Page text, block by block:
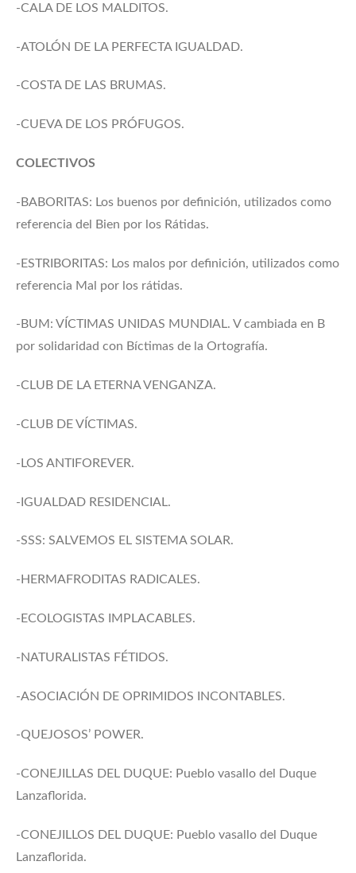
-CALA DE LOS MALDITOS.
-ATOLÓN DE LA PERFECTA IGUALDAD.
-COSTA DE LAS BRUMAS.
-CUEVA DE LOS PRÓFUGOS.
COLECTIVOS
-BABORITAS: Los buenos por definición, utilizados como
referencia del Bien por los Rátidas.
-ESTRIBORITAS: Los malos por definición, utilizados como
referencia Mal por los rátidas.
-BUM: VÍCTIMAS UNIDAS MUNDIAL. V cambiada en B
por solidaridad con Bíctimas de la Ortografía.
-CLUB DE LA ETERNA VENGANZA.
-CLUB DE VÍCTIMAS.
-LOS ANTIFOREVER.
-IGUALDAD RESIDENCIAL.
-SSS: SALVEMOS EL SISTEMA SOLAR.
-HERMAFRODITAS RADICALES.
-ECOLOGISTAS IMPLACABLES.
-NATURALISTAS FÉTIDOS.
-ASOCIACIÓN DE OPRIMIDOS INCONTABLES.
-QUEJOSOS’ POWER.
-CONEJILLAS DEL DUQUE: Pueblo vasallo del Duque
Lanzaflorida.
-CONEJILLOS DEL DUQUE: Pueblo vasallo del Duque
Lanzaflorida.